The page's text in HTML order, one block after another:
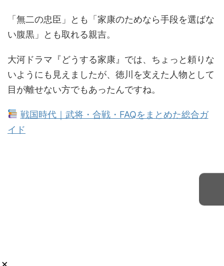
「無二の忠臣」とも「家康のためなら手段を選ばな
い腹黒」とも取れる親吉。
大河ドラマ『どうする家康』では、ちょっと頼りな
いようにも見えましたが、徳川を支えた人物として
目が離せない方でもあったんですね。
戦国時代｜武将・合戦・FAQをまとめた総合ガ
イド